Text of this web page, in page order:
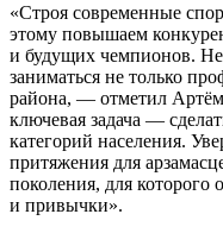
«Строя современные
этому повышаем
и будущих чемпионов.
заниматься не только
района, — отметил
ключевая задача —
категорий населения.
притяжения для
поколения, для
и привычки».